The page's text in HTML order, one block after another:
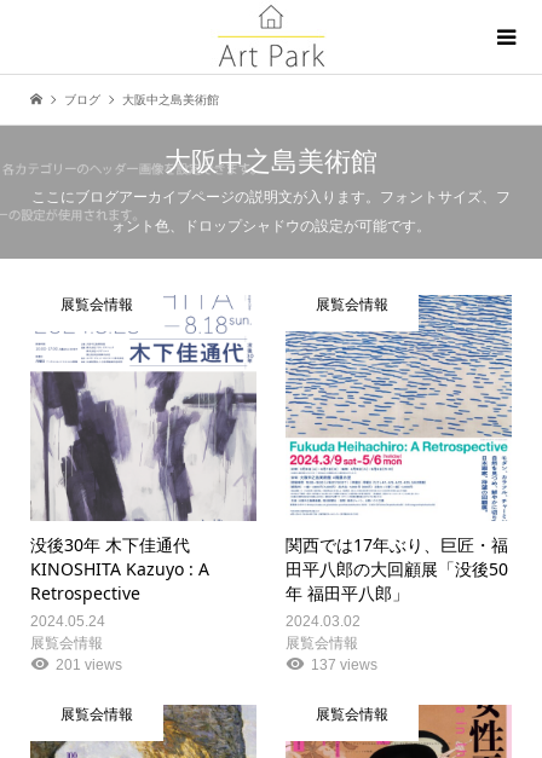
ブログ 大阪中之島美術館
大阪中之島美術館
ここにブログアーカイブページの説明文が入ります。フォントサイズ、フ
ォント色、ドロップシャドウの設定が可能です。
展覧会情報
没後30年 木下佳通代
KINOSHITA Kazuyo : A
Retrospective
2024.05.24
展覧会情報
201 views
展覧会情報
関西では17年ぶり、巨匠・福
田平八郎の大回顧展「没後50
年 福田平八郎」
2024.03.02
展覧会情報
137 views
展覧会情報 展覧会情報